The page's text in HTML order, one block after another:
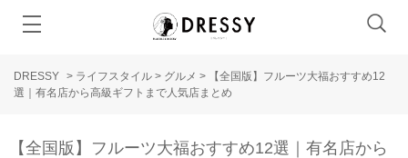
DRESSY > ライフスタイル > グルメ >
【全国版】フルーツ大福おすすめ12
選｜有名店から高級ギフトまで人気店まとめ
【全国版】フルーツ大福おすすめ12選｜有名店から